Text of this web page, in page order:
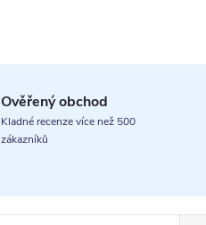
Ověřený obchod
Kladné recenze více než 500
zákazníků